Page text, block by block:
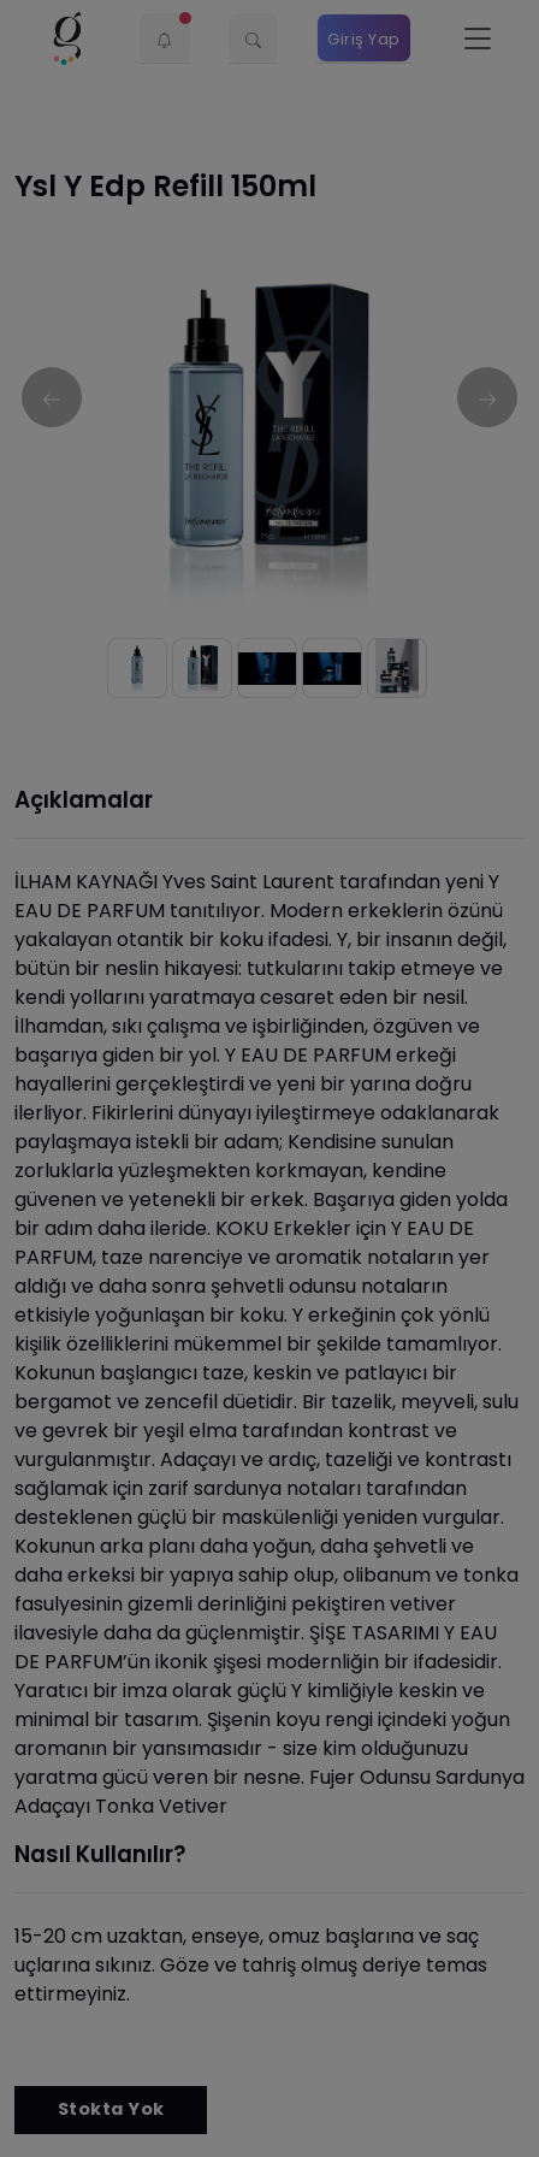
Giriş Yap
Ysl Y Edp Refill 150ml
Açıklamalar
İLHAM KAYNAĞI Yves Saint Laurent tarafından yeni Y
EAU DE PARFUM tanıtılıyor. Modern erkeklerin özünü
yakalayan otantik bir koku ifadesi. Y, bir insanın değil,
bütün bir neslin hikayesi: tutkularını takip etmeye ve
kendi yollarını yaratmaya cesaret eden bir nesil.
İlhamdan, sıkı çalışma ve işbirliğinden, özgüven ve
başarıya giden bir yol. Y EAU DE PARFUM erkeği
hayallerini gerçekleştirdi ve yeni bir yarına doğru
ilerliyor. Fikirlerini dünyayı iyileştirmeye odaklanarak
paylaşmaya istekli bir adam; Kendisine sunulan
zorluklarla yüzleşmekten korkmayan, kendine
güvenen ve yetenekli bir erkek. Başarıya giden yolda
bir adım daha ileride. KOKU Erkekler için Y EAU DE
PARFUM, taze narenciye ve aromatik notaların yer
aldığı ve daha sonra şehvetli odunsu notaların
etkisiyle yoğunlaşan bir koku. Y erkeğinin çok yönlü
kişilik özelliklerini mükemmel bir şekilde tamamlıyor.
Kokunun başlangıcı taze, keskin ve patlayıcı bir
bergamot ve zencefil düetidir. Bir tazelik, meyveli, sulu
ve gevrek bir yeşil elma tarafından kontrast ve
vurgulanmıştır. Adaçayı ve ardıç, tazeliği ve kontrastı
sağlamak için zarif sardunya notaları tarafından
desteklenen güçlü bir maskülenliği yeniden vurgular.
Kokunun arka planı daha yoğun, daha şehvetli ve
daha erkeksi bir yapıya sahip olup, olibanum ve tonka
fasulyesinin gizemli derinliğini pekiştiren vetiver
ilavesiyle daha da güçlenmiştir. ŞİŞE TASARIMI Y EAU
DE PARFUM’ün ikonik şişesi modernliğin bir ifadesidir.
Yaratıcı bir imza olarak güçlü Y kimliğiyle keskin ve
minimal bir tasarım. Şişenin koyu rengi içindeki yoğun
aromanın bir yansımasıdır - size kim olduğunuzu
yaratma gücü veren bir nesne. Fujer Odunsu Sardunya
Adaçayı Tonka Vetiver
Nasıl Kullanılır?
15-20 cm uzaktan, enseye, omuz başlarına ve saç
uçlarına sıkınız. Göze ve tahriş olmuş deriye temas
ettirmeyiniz.